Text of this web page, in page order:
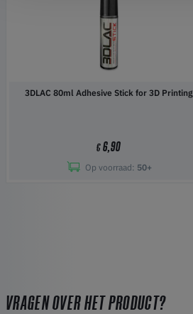
3DLAC 80ml Adhesive Stick for 3D Printing
€6,90
Op voorraad: 50+
VRAGEN OVER HET PRODUCT?